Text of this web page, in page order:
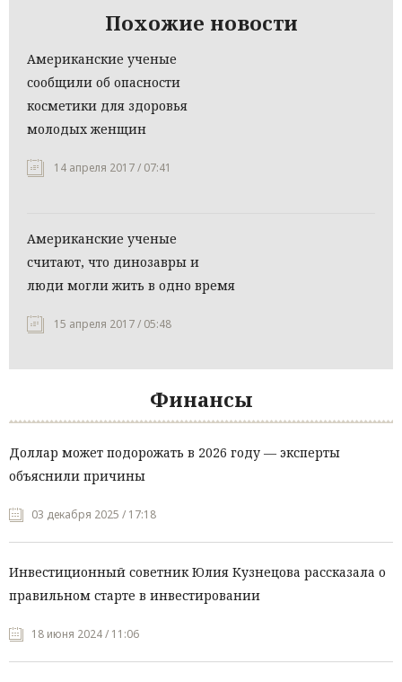
Похожие новости
Американские ученые
сообщили об опасности
косметики для здоровья
молодых женщин
14 апреля 2017 / 07:41
Американские ученые
считают, что динозавры и
люди могли жить в одно время
15 апреля 2017 / 05:48
Финансы
Доллар может подорожать в 2026 году — эксперты
объяснили причины
03 декабря 2025 / 17:18
Инвестиционный советник Юлия Кузнецова рассказала о
правильном старте в инвестировании
18 июня 2024 / 11:06